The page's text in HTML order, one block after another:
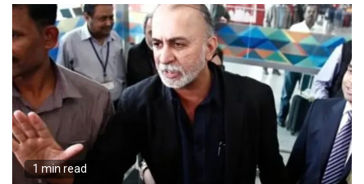
1 min read